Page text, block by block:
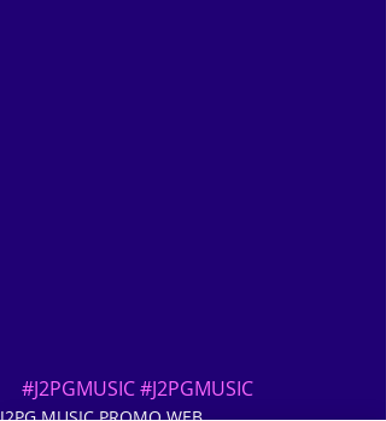
#J2PGMUSIC#J2PGMUSIC
J2PG MUSIC PROMO WEB